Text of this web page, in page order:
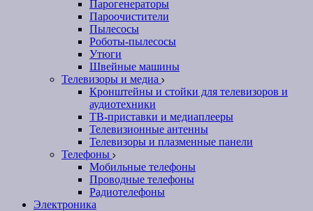
Парогенераторы
Пароочистители
Пылесосы
Роботы-пылесосы
Утюги
Швейные машины
Телевизоры и медиа
Кронштейны и стойки для телевизоров и
аудиотехники
ТВ-приставки и медиаплееры
Телевизионные антенны
Телевизоры и плазменные панели
Телефоны
Мобильные телефоны
Проводные телефоны
Радиотелефоны
Электроника